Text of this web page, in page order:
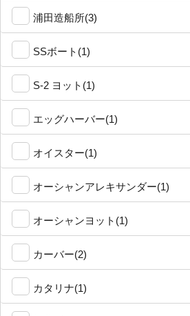
浦田造船所(3)
SSボート(1)
S-2 ヨット(1)
エッグハーバー(1)
オイスター(1)
オーシャンアレキサンダー(1)
オーシャンヨット(1)
カーバー(2)
カタリナ(1)